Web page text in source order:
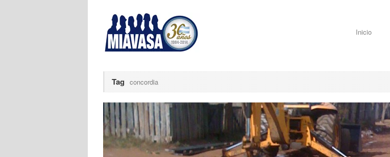
Inicio
Tag concordia